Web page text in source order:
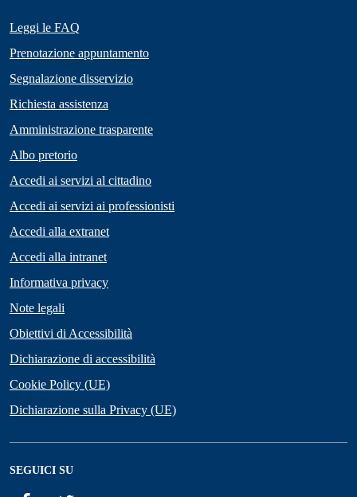
Leggi le FAQ
Prenotazione appuntamento
Segnalazione disservizio
Richiesta assistenza
Amministrazione trasparente
Albo pretorio
Accedi ai servizi al cittadino
Accedi ai servizi ai professionisti
Accedi alla extranet
Accedi alla intranet
Informativa privacy
Note legali
Obiettivi di Accessibilità
Dichiarazione di accessibilità
Cookie Policy (UE)
Dichiarazione sulla Privacy (UE)
SEGUICI SU